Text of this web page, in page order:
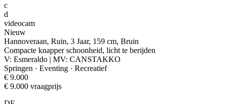
c
d
videocam
Nieuw
Hannoveraan, Ruin, 3 Jaar, 159 cm, Bruin
Compacte knapper schoonheid, licht te berijden
V: Esmeraldo | MV: CANSTAKKO
Springen · Eventing · Recreatief
€ 9.000
€ 9.000 vraagprijs